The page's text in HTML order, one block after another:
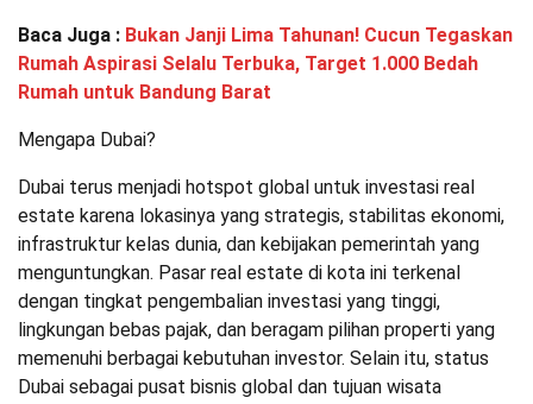
Baca Juga : Bukan Janji Lima Tahunan! Cucun Tegaskan
Rumah Aspirasi Selalu Terbuka, Target 1.000 Bedah
Rumah untuk Bandung Barat
Mengapa Dubai?
Dubai terus menjadi hotspot global untuk investasi real
estate karena lokasinya yang strategis, stabilitas ekonomi,
infrastruktur kelas dunia, dan kebijakan pemerintah yang
menguntungkan. Pasar real estate di kota ini terkenal
dengan tingkat pengembalian investasi yang tinggi,
lingkungan bebas pajak, dan beragam pilihan properti yang
memenuhi berbagai kebutuhan investor. Selain itu, status
Dubai sebagai pusat bisnis global dan tujuan wisata